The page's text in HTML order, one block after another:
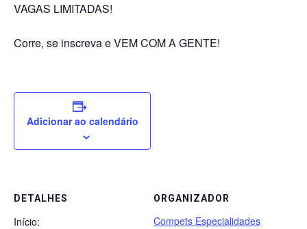
VAGAS LIMITADAS!
Corre, se inscreva e VEM COM A GENTE!
Adicionar ao calendário
DETALHES
Início:
ORGANIZADOR
Compets Especialidades